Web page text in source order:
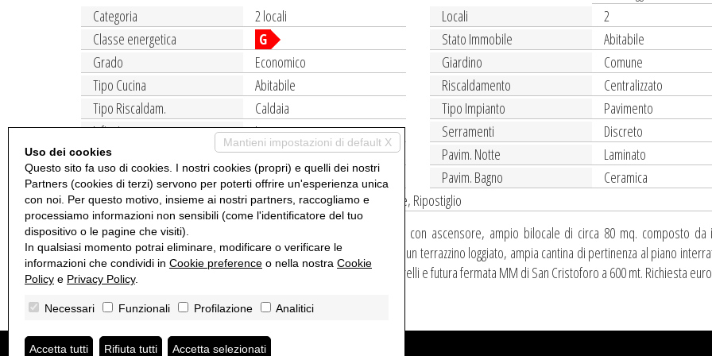
Categoria 2 locali Locali
2
Classe energetica
G Stato Immobile
Abitabile
Grado
Economico Giardino
Comune
Tipo Cucina
Abitabile Riscaldamento
Centralizzato
Tipo Riscaldam.
Caldaia Tipo Impianto
Pavimento
Infissi
Legno Serramenti
Discreto
Pavim. Giorno
Laminato Pavim. Notte
Laminato
Pavim. Cucina
Laminato Pavim. Bagno
Ceramica
Accessori
Ascensore, Portineria/Custode, Ripostiglio
Via Lodovico il Moro, 105 in stabile anni sessanta, al primo piano con ascensore, ampio bilocale di circa 80 mq. composto da
soggiorno, grande cucina, camera, bagno, ripostiglio, un balconcino e un terrazzino loggiato, ampia cantina di pertinenza al piano
in condizioni discrete. A 200 mt. capolinea del tram n. 2 in piazzale Negrelli e futura fermata MM di San Cristoforo a 600 mt. Richiesta
Studio Immobiliare Ticinese di Battistini Paolo
Mantieni impostazioni di default X
Uso dei cookies
Questo sito fa uso di cookies. I nostri cookies (propri) e quelli dei nostri
Partners (cookies di terzi) servono per poterti offrire un'esperienza unica
con noi. Per questo motivo, insieme ai nostri partners, raccogliamo e
processiamo informazioni non sensibili (come l'identificatore del tuo
dispositivo o le pagine che visiti).
In qualsiasi momento potrai eliminare, modificare o verificare le
informazioni che condividi in Cookie preference o nella nostra Cookie
Policy e Privacy Policy.
Necessari Funzionali Profilazione Analitici
Accetta tutti Rifiuta tutti Accetta selezionati